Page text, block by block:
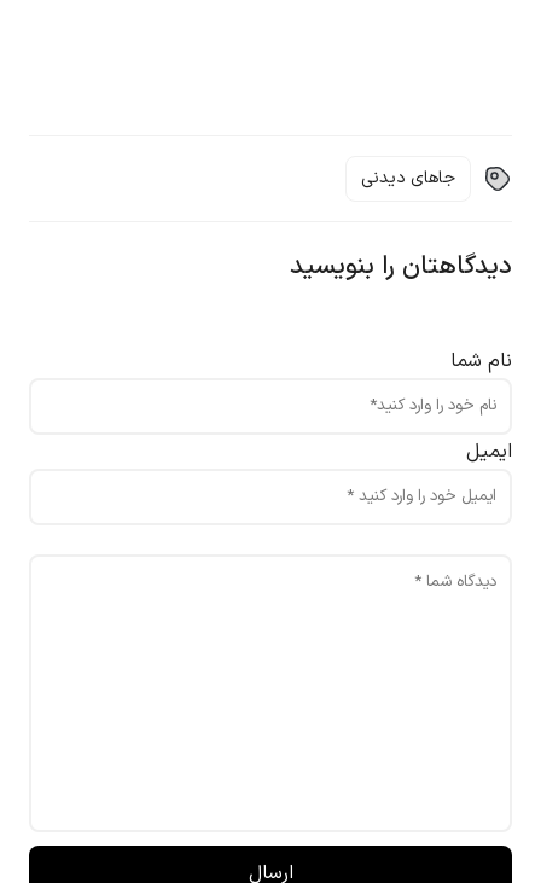
جاهای دیدنی
دیدگاهتان را بنویسید
نام شما
ایمیل